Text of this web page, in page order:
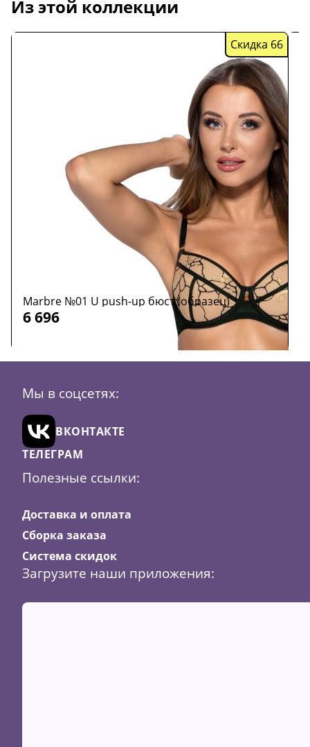
Скидка49
Из этой коллекции
Скидка 66
Marbre №01 U push-up бюст (образец)
6 696
Цвет: черный
Мы в соцсетях:
ВКОНТАКТЕ
ТЕЛЕГРАМ
Полезные ссылки:
Доставка и оплата
Сборка заказа
Система скидок
Загрузите наши приложения: